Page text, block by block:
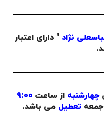
نژاد " دارای اعتبار
چهارشنبه از ساعت 9:00
جمعهتعطیل می باشد.